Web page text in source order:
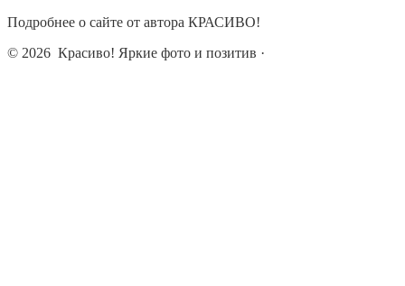
Подробнее о сайте от автора КРАСИВО!
© 2026 Красиво! Яркие фото и позитив ·